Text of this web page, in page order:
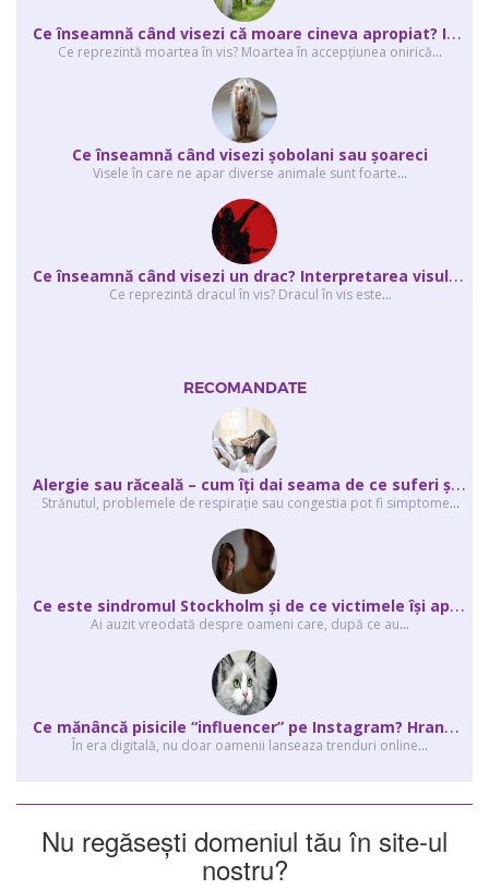
C
e înseamnă când visezi că moare cineva apropiat? Interpretarea visului în ...
Ce reprezintă moartea în vis? Moartea în accepţiunea onirică...
Ce înseamnă când visezi şobolani sau şoareci
Visele în care ne apar diverse animale sunt foarte...
C
e înseamnă când visezi un drac? Interpretarea visului în care apar unul sau...
Ce reprezintă dracul în vis? Dracul în vis este...
RECOMANDATE
A
lergie sau răceală – cum îţi dai seama de ce suferi și de ce conteaz...
Strănutul, problemele de respirație sau congestia pot fi simptome...
C
e este sindromul Stockholm și de ce victimele își apără agresorii.
Ai auzit vreodată despre oameni care, după ce au...
C
e mănâncă pisicile “influencer” pe Instagram? Hrana lor virală
În era digitală, nu doar oamenii lanseaza trenduri online...
Nu regăsești domeniul tău în site-ul
nostru?